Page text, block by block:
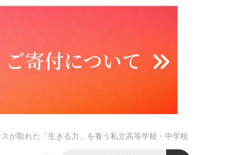
が取れた「生きる力」を養う私立高等学校・中学校